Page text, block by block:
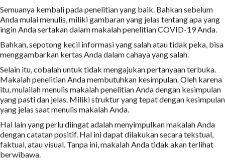
Semuanya kembali pada penelitian yang baik. Bahkan sebelum
Anda mulai menulis, miliki gambaran yang jelas tentang apa yang
ingin Anda sertakan dalam makalah penelitian COVID-19 Anda.
Bahkan, sepotong kecil informasi yang salah atau tidak peka, bisa
menggambarkan kertas Anda dalam cahaya yang salah.
Selain itu, cobalah untuk tidak mengajukan pertanyaan terbuka.
Makalah penelitian Anda membutuhkan kesimpulan. Oleh karena
itu, mulailah menulis makalah penelitian Anda dengan kesimpulan
yang pasti dan jelas. Miliki struktur yang tepat dengan kesimpulan
yang jelas saat menulis makalah Anda.
Hal lain yang perlu diingat adalah menyimpulkan makalah Anda
dengan catatan positif. Hal ini dapat dilakukan secara tekstual,
faktual, atau visual. Tanpa ini, makalah Anda tidak akan terlihat
berwibawa.